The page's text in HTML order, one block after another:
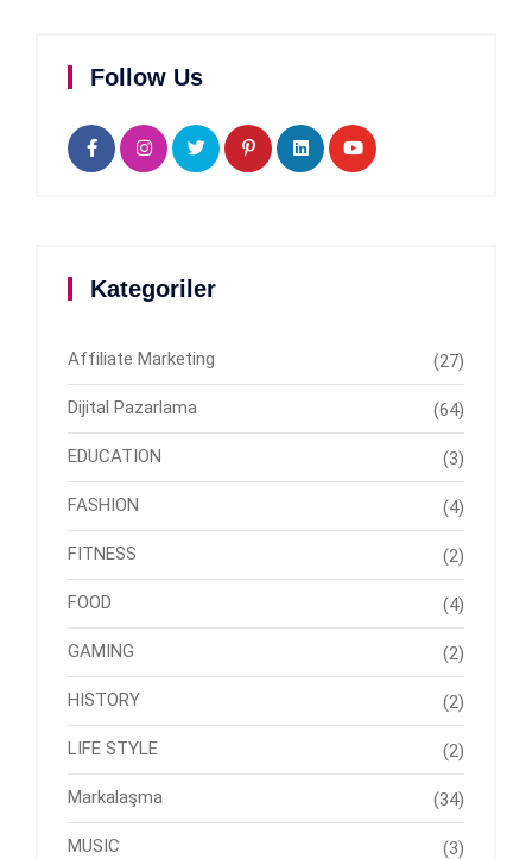
Follow Us
Kategoriler
Affiliate Marketing (27)
Dijital Pazarlama (64)
EDUCATION (3)
FASHION (4)
FITNESS (2)
FOOD (4)
GAMING (2)
HISTORY (2)
LIFE STYLE (2)
Markalaşma (34)
MUSIC (3)